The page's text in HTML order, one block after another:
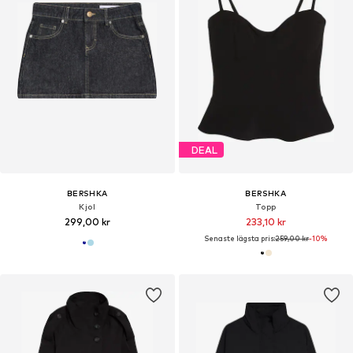
BERSHKA
Kjol
299,00 kr
DEAL
BERSHKA
Topp
233,10 kr
Senaste lägsta pris:259,00 kr-10%